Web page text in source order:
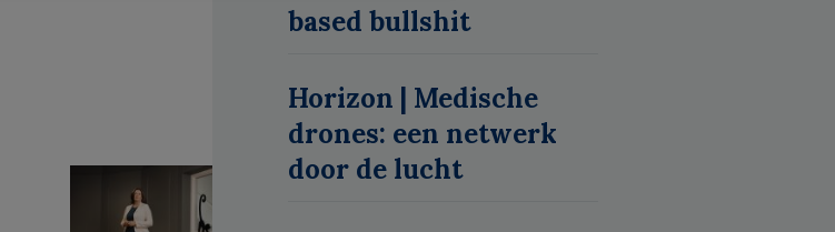
based bullshit
Horizon | Medische
drones: een netwerk
door de lucht